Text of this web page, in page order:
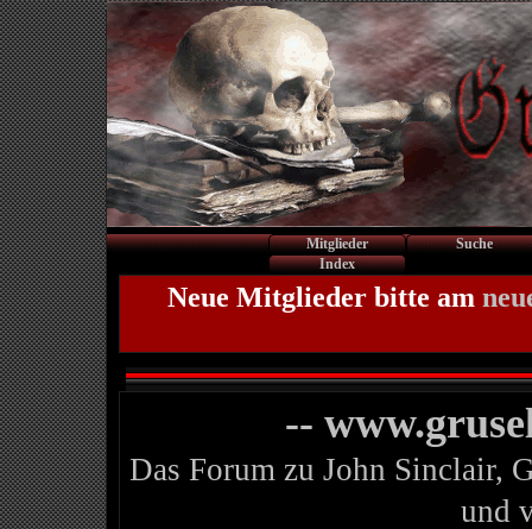
Mitglieder
Suche
Index
Neue Mitglieder bitte am
--
Das Forum zu John Sinclair,
und